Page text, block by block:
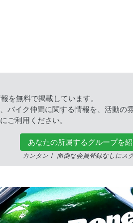
を無料で掲載しています。
バイク仲間に関する情報を、活動の
ご利用ください。
あなたの所属するグループを
カンタン！ 面倒な会員登録なしにス